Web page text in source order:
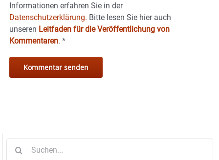
Informationen erfahren Sie in der
Datenschutzerklärung. Bitte lesen Sie hier auch
unseren Leitfaden für die Veröffentlichung von
Kommentaren. *
nach: